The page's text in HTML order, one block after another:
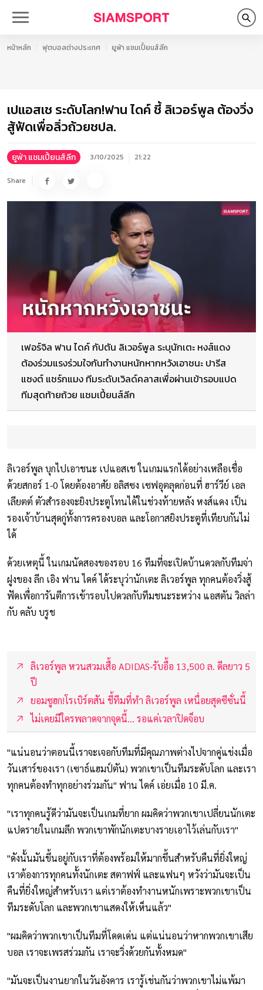
หน้าหลัก ฟุตบอลต่างประเทศ ยูฟ่า แชมเปี้ยนส์ลีก
เปแอสเช ระดับโลก!ฟาน ไดค์ ชี้ ลิเวอร์พูล ต้องวิ่ง
สู้ฟัดเพื่อลิ่วถ้วยชปล.
ยูฟ่า แชมเปี้ยนส์ลีก 3/10/2025 21:22
Share
เฟอร์จิล ฟาน ไดค์ กัปตัน ลิเวอร์พูล ระบุนักเตะ หงส์แดง
ต้องร่วมแรงร่วมใจกันทำงานหนักหากหวังเอาชนะ ปารีส
แซงต์ แชร์กแมง ทีมระดับเวิลด์คลาสเพื่อผ่านเข้ารอบแปด
ทีมสุดท้ายถ้วย แชมเปี้ยนส์ลีก
ลิเวอร์พูล บุกไปเอาชนะ เปแอสเช ในเกมแรกได้อย่างเหลือเชื่อ
ด้วยสกอร์ 1-0 โดยต้องอาศัย อลิสซง เซฟอุตลุดก่อนที่ ฮาร์วีย์ เอล
เลียตต์ ตัวสำรองจะยิงประตูโทนได้ในช่วงท้ายหลัง หงส์แดง เป็น
รองเจ้าบ้านสุดกู่ทั้งการครองบอล และโอกาสยิงประตูที่เทียบกันไม่
ได้
ด้วยเหตุนี้ ในเกมนัดสองของรอบ 16 ทีมที่จะเปิดบ้านดวลกับทีมจ่า
ฝูงของ ลีก เอิง ฟาน ไดค์ ได้ระบุว่านักเตะ ลิเวอร์พูล ทุกคนต้องวิ่งสู้
ฟัดเพื่อการันตีการเข้ารอบไปดวลกับทีมชนะระหว่าง แอสตัน วิลล่า
กับ คลับ บรูช
ลิเวอร์พูล หวนสวมเสื้อ ADIDAS-รับอื้อ 13,500 ล. ดีลยาว 5
ปี
ยอมซูฮก!โรเบิร์ตสัน ชี้ทีมที่ทำ ลิเวอร์พูล เหนื่อยสุดซีซั่นนี้
ไม่เคยมีใครพลาดจากจุดนี้... รอแค่เวลาปิดจ็อบ
"แน่นอนว่าตอนนี้เราจะเจอกับทีมที่มีคุณภาพต่างไปจากคู่แข่งเมื่อ
วันเสาร์ของเรา (เซาธ์แฮมป์ตัน) พวกเขาเป็นทีมระดับโลก และเรา
ทุกคนต้องทำทุกอย่างร่วมกัน" ฟาน ไดค์ เอ่ยเมื่อ 10 มี.ค.
"เราทุกคนรู้ดีว่ามันจะเป็นเกมที่ยาก ผมคิดว่าพวกเขาเปลี่ยนนักเตะ
แปดรายในเกมลีก พวกเขาพักนักเตะบางรายเอาไว้เล่นกับเรา"
"ดังนั้นมันขึ้นอยู่กับเราที่ต้องพร้อมให้มากขึ้นสำหรับคืนที่ยิ่งใหญ่
เราต้องการทุกคนทั้งนักเตะ สตาฟฟ์ และแฟนๆ หวังว่ามันจะเป็น
คืนที่ยิ่งใหญ่สำหรับเรา แต่เราต้องทำงานหนักเพราะพวกเขาเป็น
ทีมระดับโลก และพวกเขาแสดงให้เห็นแล้ว"
"ผมคิดว่าพวกเขาเป็นทีมที่โดดเด่น แต่แน่นอนว่าหากพวกเขาเสีย
บอล เราจะเพรสร่วมกัน เราจะวิ่งด้วยกันทั้งหมด"
"มันจะเป็นงานยากในวันอังคาร เรารู้เช่นกันว่าพวกเขาไม่แพ้มา